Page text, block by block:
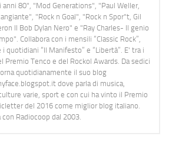
anni 80", "Mod Generations", "Paul Weller,
"Rock n Goal", "Rock n Spor"t, Gil
Il Bob Dylan Nero" e "Ray Charles- Il genio
Collabora con i mensili “Classic Rock”,
i quotidiani “Il Manifesto” e “Libertà”. E' tra i
Premio Tenco e del Rockol Awards. Da sedici
quotidianamente il suo blog
dove parla di musica,
varie, sport e con cui ha vinto il Premio
del 2016 come miglior blog italiano.
con Radiocoop dal 2003.